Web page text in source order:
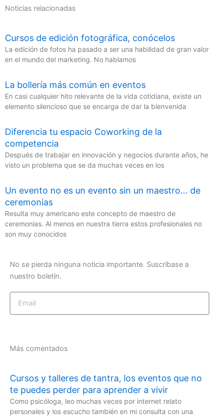
Noticias relacionadas
Cursos de edición fotográfica, conócelos
La edición de fotos ha pasado a ser una habilidad de gran valor
en el mundo del marketing. No hablamos
La bollería más común en eventos
En casi cualquier hito relevante de la vida cotidiana, existe un
elemento silencioso que se encarga de dar la bienvenida
Diferencia tu espacio Coworking de la
competencia
Después de trabajar en innovación y negocios durante años, he
visto un problema que se da muchas veces en los
Un evento no es un evento sin un maestro… de
ceremonias
Resulta muy americano este concepto de maestro de
ceremonias. Al menos en nuestra tierra estos profesionales no
son muy conocidos
No se pierda ninguna noticia importante. Suscríbase a
nuestro boletín.
Más comentados
Cursos y talleres de tantra, los eventos que no
te puedes perder para aprender a vivir
Como psicóloga, leo muchas veces por internet relato
personales y los escucho también en mi consulta con una